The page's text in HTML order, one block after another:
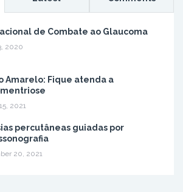
de Combate ao Glaucoma
2020
Amarelo: Fique atenda a
2021
percutâneas guiadas por
20, 2021